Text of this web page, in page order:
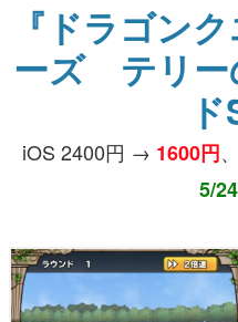
『ドラゴン
ーズ テリー
ド
iOS 2400円 → 1600円
5/